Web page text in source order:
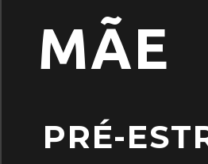
MÃE
PRÉ-